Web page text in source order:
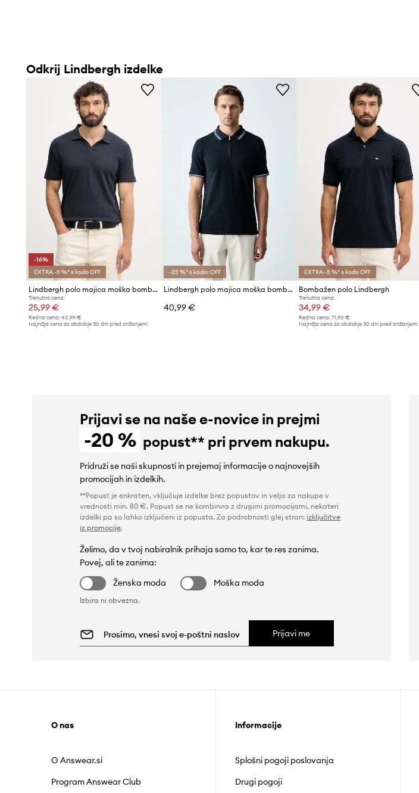
Odkrij Lindbergh izdelke
-16%
EXTRA -5 %* s kodo OFF
Lindbergh polo majica moška bombažna
Trenutna cena:
25,99 €
Redna cena: 40,99 €
Najnižja cena za obdobje 30 dni pred znižanjem:
-25 %* s kodo: OFF
Lindbergh polo majica moška bombažna
40,99 €
EXTRA -5 %* s kodo OFF
Bombažen polo Lindbergh
Trenutna cena:
34,99 €
Redna cena: 71,90 €
Najnižja cena za obdobje 30 dni pred znižanjem:
Prijavi se na naše e-novice in prejmi
-20 % popust** pri prvem nakupu.
Pridruži se naši skupnosti in prejemaj informacije o najnovejših
promocijah in izdelkih.
**Popust je enkraten, vključuje izdelke brez popustov in velja za nakupe v
vrednosti min. 80 €. Popust se ne kombinira z drugimi promocijami, nekateri
izdelki pa so lahko izključeni iz popusta. Za podrobnosti glej stran: izključitve
iz promocije.
Želimo, da v tvoj nabiralnik prihaja samo to, kar te res zanima.
Povej, ali te zanima:
Ženska moda
Moška moda
Izbira ni obvezna.
Prijavi me
O nas
O Answear.si
Program Answear Club
Informacije
Splošni pogoji poslovanja
Drugi pogoji